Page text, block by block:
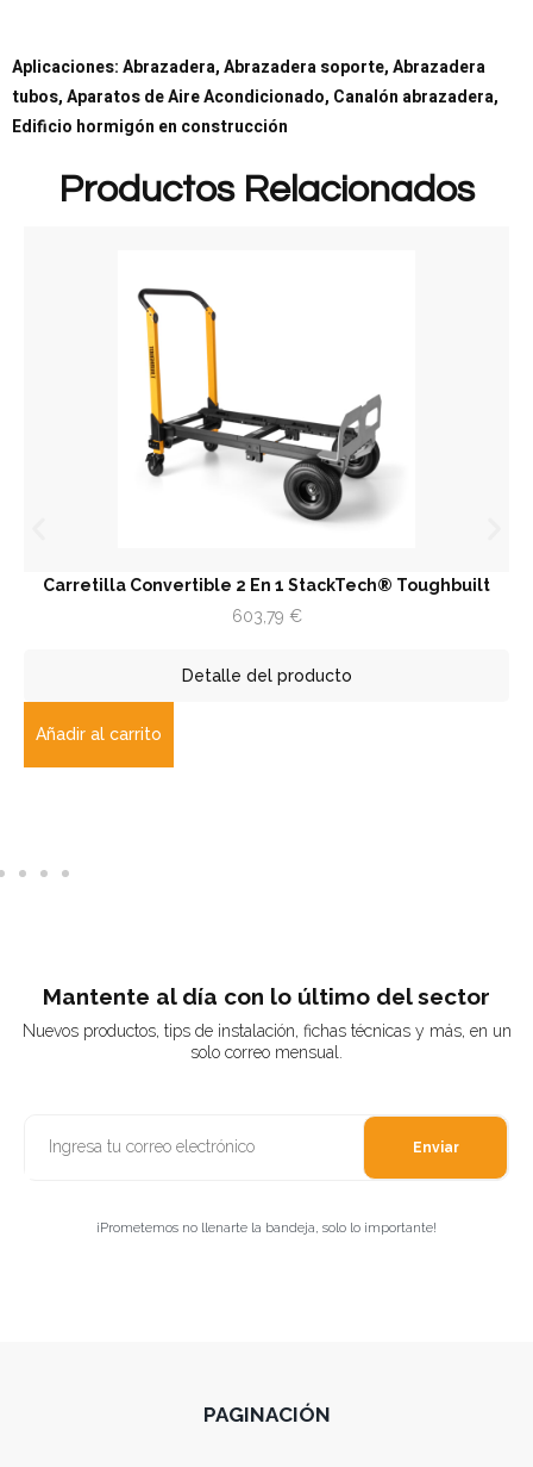
Aplicaciones: Abrazadera, Abrazadera soporte, Abrazadera
tubos, Aparatos de Aire Acondicionado, Canalón abrazadera,
Edificio hormigón en construcción
Productos Relacionados
Carretilla Convertible 2 En 1 StackTech® Toughbuilt
603,79€
Detalle del producto
Añadir al carrito
Mantente al día con lo último del sector
Nuevos productos, tips de instalación, fichas técnicas y más, en un
solo correo mensual.
Enviar
¡Prometemos no llenarte la bandeja, solo lo importante!
PAGINACIÓN